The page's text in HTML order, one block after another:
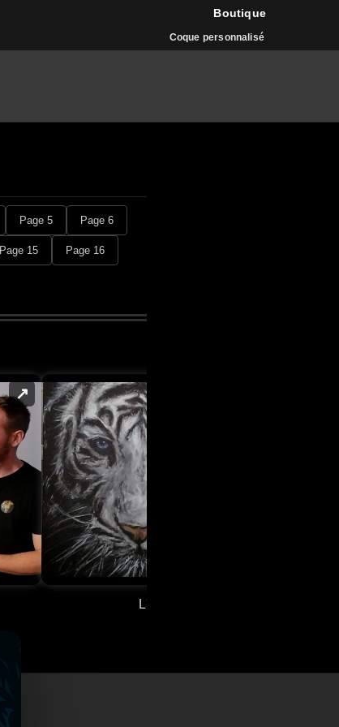
Boutique
Coque personnalisé
Page 5 Page 6
Page 15 Page 16
↗
L'âme du tigre 🌄
➤